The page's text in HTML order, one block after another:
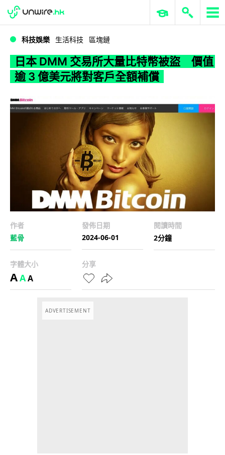
WWDC 2026 ERP 與商業 AI
科技娛樂 生活科技 區塊鏈
日本 DMM 交易所大量比特幣被盜 價值
逾 3 億美元將對客戶全額補償
作者
藍骨
發佈日期
2024-06-01
閱讀時間
2分鐘
字體大小
AAA
分享
ADVERTISEMENT